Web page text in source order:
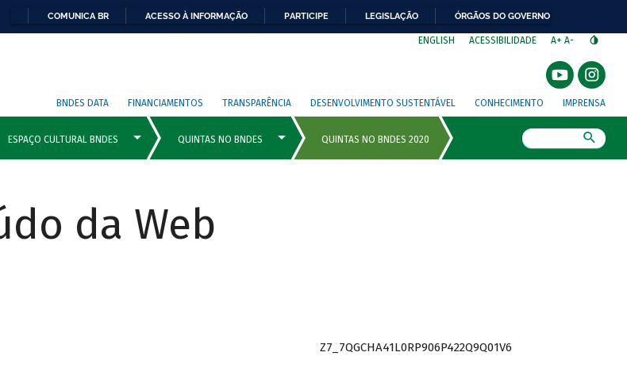
COMUNICA BR ACESSO À INFORMAÇÃO PARTICIPE LEGISLAÇÃO ÓRGÃOS DO GOVERNO
ENGLISH ACESSIBILIDADE A+ A-
BNDES DATA FINANCIAMENTOS TRANSPARÊNCIA DESENVOLVIMENTO SUSTENTÁVEL CONHECIMENTO IMPRENSA
da Web
Z7_7QGCHA41L0RP906P422Q9Q01V6